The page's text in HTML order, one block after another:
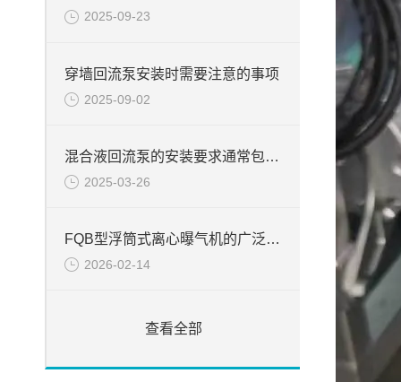
2025-09-23
穿墙回流泵安装时需要注意的事项
2025-09-02
混合液回流泵的安装要求通常包括以下几个方面
2025-03-26
FQB型浮筒式离心曝气机的广泛应用
2026-02-14
查看全部